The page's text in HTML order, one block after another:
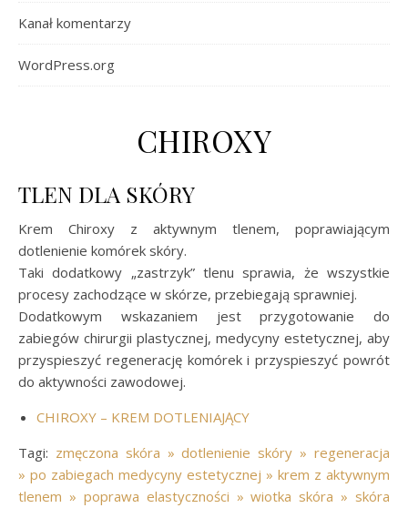
Kanał komentarzy
WordPress.org
CHIROXY
TLEN DLA SKÓRY
Krem Chiroxy z aktywnym tlenem, poprawiającym
dotlenienie komórek skóry.
Taki dodatkowy „zastrzyk” tlenu sprawia, że wszystkie
procesy zachodzące w skórze, przebiegają sprawniej.
Dodatkowym wskazaniem jest przygotowanie do
zabiegów chirurgii plastycznej, medycyny estetycznej, aby
przyspieszyć regenerację komórek i przyspieszyć powrót
do aktywności zawodowej.
CHIROXY – KREM DOTLENIAJĄCY
Tagi: zmęczona skóra »dotlenienie skóry »regeneracja
» po zabiegach medycyny estetycznej » krem z aktywnym
tlenem » poprawa elastyczności »wiotka skóra » skóra